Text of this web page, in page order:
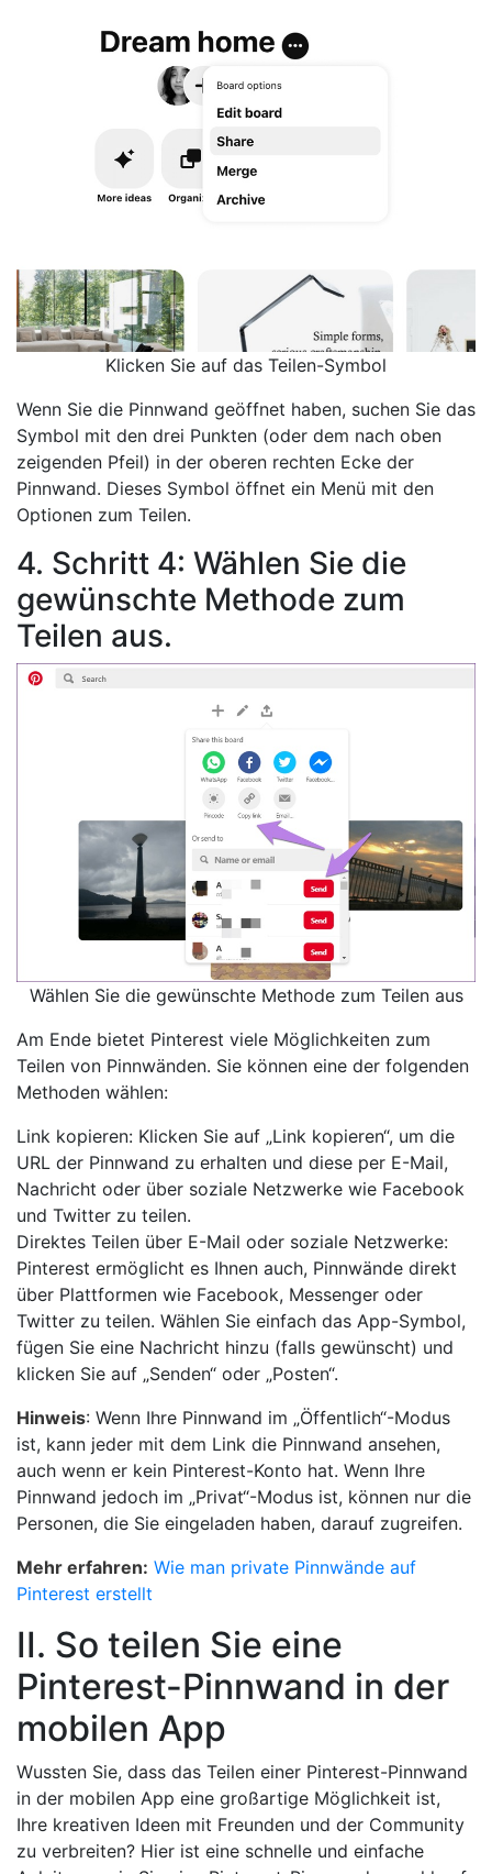
Klicken Sie auf das Teilen-Symbol
Wenn Sie die Pinnwand geöffnet haben, suchen Sie das
Symbol mit den drei Punkten (oder dem nach oben
zeigenden Pfeil) in der oberen rechten Ecke der
Pinnwand. Dieses Symbol öffnet ein Menü mit den
Optionen zum Teilen.
4. Schritt 4: Wählen Sie die
gewünschte Methode zum
Teilen aus.
Wählen Sie die gewünschte Methode zum Teilen aus
Am Ende bietet Pinterest viele Möglichkeiten zum
Teilen von Pinnwänden. Sie können eine der folgenden
Methoden wählen:
Link kopieren: Klicken Sie auf „Link kopieren“, um die
URL der Pinnwand zu erhalten und diese per E-Mail,
Nachricht oder über soziale Netzwerke wie Facebook
und Twitter zu teilen.
Direktes Teilen über E-Mail oder soziale Netzwerke:
Pinterest ermöglicht es Ihnen auch, Pinnwände direkt
über Plattformen wie Facebook, Messenger oder
Twitter zu teilen. Wählen Sie einfach das App-Symbol,
fügen Sie eine Nachricht hinzu (falls gewünscht) und
klicken Sie auf „Senden“ oder „Posten“.
Hinweis: Wenn Ihre Pinnwand im „Öffentlich“-Modus
ist, kann jeder mit dem Link die Pinnwand ansehen,
auch wenn er kein Pinterest-Konto hat. Wenn Ihre
Pinnwand jedoch im „Privat“-Modus ist, können nur die
Personen, die Sie eingeladen haben, darauf zugreifen.
Mehr erfahren: Wie man private Pinnwände auf
Pinterest erstellt
II. So teilen Sie eine
Pinterest-Pinnwand in der
mobilen App
Wussten Sie, dass das Teilen einer Pinterest-Pinnwand
in der mobilen App eine großartige Möglichkeit ist,
Ihre kreativen Ideen mit Freunden und der Community
zu verbreiten? Hier ist eine schnelle und einfache